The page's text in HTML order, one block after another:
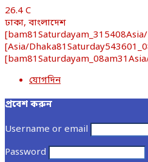
26.4 C
ঢাকা, বাংলাদেশ
[bam81Saturdayam_315408Asia/
[Asia/
[bam81Saturdayam_08am31Asia/
যোগদিন
প্রবেশ করুন
Username or email
Password